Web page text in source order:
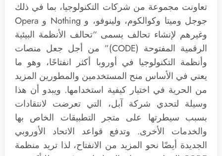
تعاونت مجموعة من شركات التكنولوجيا، بما في ذلك
جوجل وميتا وكوالكوم، ولينوفو، و Nothing و Opera
وغيرهم لإنشاء تحالف يسمى “تحالف الأنظمة البيئية
الرقمية المفتوحة (CODE)” من أجل جعل منصات
وأنظمة التكنولوجيا في أوروبا أكثر انفتاحًا، وهو ما
يعني في الأساس منح المستخدمين والمطورين المزيد
من الحرية في اختيار كيفية استخدامها. ويبدو أن هذا
وسيلة لتحدي شركة آبل، التي تعرضت لانتقادات
بسبب سيطرتها على متجر التطبيقات الخاص بها
والخدمات الأخرى. وتدفع قواعد الاتحاد الأوروبي
الجديدة أيضًا نحو المزيد من الانفتاح، لذا تريد منظمة